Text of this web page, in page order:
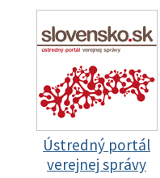
Ústredný portál
verejnej správy